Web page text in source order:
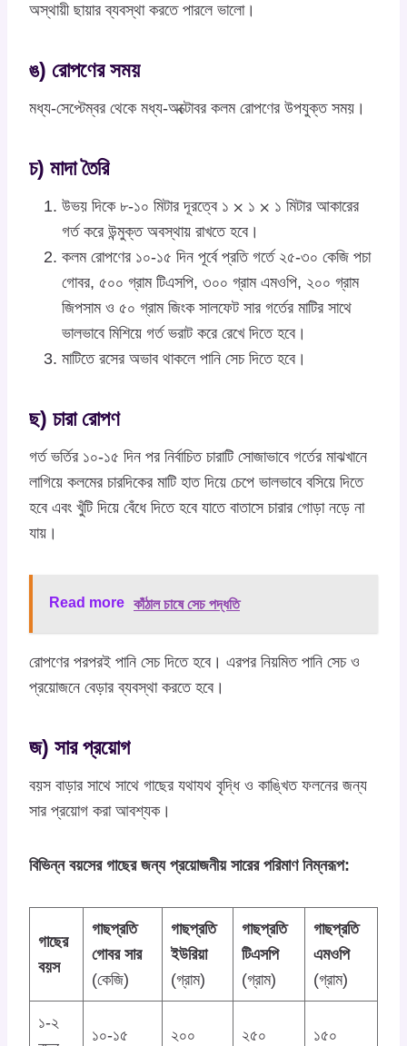
অস্থায়ী ছায়ার ব্যবস্থা করতে পারলে ভালো।
ঙ) রোপণের সময়
মধ্য-সেপ্টেম্বর থেকে মধ্য-অক্টোবর কলম রোপণের উপযুক্ত সময়।
চ) মাদা তৈরি
উভয় দিকে ৮-১০ মিটার দূরত্বে ১ ⨉ ১ ⨉ ১ মিটার আকারের
গর্ত করে উন্মুক্ত অবস্থায় রাখতে হবে।
কলম রোপণের ১০-১৫ দিন পূর্বে প্রতি গর্তে ২৫-৩০ কেজি পচা
গোবর, ৫০০ গ্রাম টিএসপি, ৩০০ গ্রাম এমওপি, ২০০ গ্রাম
জিপসাম ও ৫০ গ্রাম জিংক সালফেট সার গর্তের মাটির সাথে
ভালভাবে মিশিয়ে গর্ত ভরাট করে রেখে দিতে হবে।
মাটিতে রসের অভাব থাকলে পানি সেচ দিতে হবে।
ছ) চারা রোপণ
গর্ত ভর্তির ১০-১৫ দিন পর নির্বাচিত চারাটি সোজাভাবে গর্তের মাঝখানে
লাগিয়ে কলমের চারদিকের মাটি হাত দিয়ে চেপে ভালভাবে বসিয়ে দিতে
হবে এবং খুঁটি দিয়ে বেঁধে দিতে হবে যাতে বাতাসে চারার গোড়া নড়ে না
যায়।
Read more কাঁঠাল চাষে সেচ পদ্ধতি
রোপণের পরপরই পানি সেচ দিতে হবে। এরপর নিয়মিত পানি সেচ ও
প্রয়োজনে বেড়ার ব্যবস্থা করতে হবে।
জ) সার প্রয়োগ
বয়স বাড়ার সাথে সাথে গাছের যথাযথ বৃদ্ধি ও কাঙ্খিত ফলনের জন্য
সার প্রয়োগ করা আবশ্যক।
বিভিন্ন বয়সের গাছের জন্য প্রয়োজনীয় সারের পরিমাণ নিম্নরূপ:
গাছের
বয়স
গাছপ্রতি
গোবর সার
(কেজি)
গাছপ্রতি
ইউরিয়া
(গ্রাম)
গাছপ্রতি
টিএসপি
(গ্রাম)
গাছপ্রতি
এমওপি
(গ্রাম)
১-২
১০-১৫ ২০০ ২৫০ ১৫০